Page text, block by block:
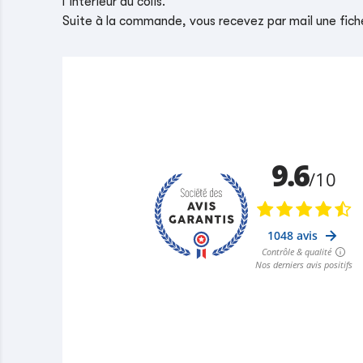
Suite à la commande, vous recevez par mail une